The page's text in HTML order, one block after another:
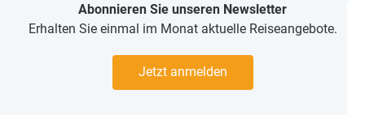
Abonnieren Sie unseren Newsletter
Erhalten Sie einmal im Monat aktuelle Reiseangebote.
Jetzt anmelden